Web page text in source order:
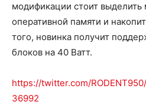
модификации стоит
оперативной памяти и
того, новинка получит
блоков на 40 Ватт.
https://twitter.com/
36992